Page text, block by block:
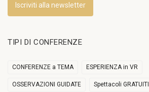
Iscriviti alla newsletter
TIPI DI CONFERENZE
CONFERENZE a TEMA ESPERIENZA in VR
OSSERVAZIONI GUIDATE Spettacoli GRATUITI